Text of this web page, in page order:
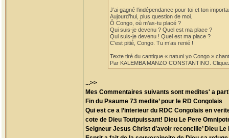
J’ai gagné l’indépendance pour toi et ton
Aujourd’hui, plus question de moi.
Ô Congo, où m’as-tu placé ?
Qui suis-je devenu ? Quel est ma place ?
Qui suis-je devenu ! Quel est ma place ?
C’est pitié, Congo. Tu m’as renié !
Texte tiré du cantique « natuni yo Congo »
Par KALEMBA MANZO CONSTANTINO.
...>>
Mes Commentaires suivants sont medites' a
Fin du Psaume 73 medite’ pour le RD Congolais
Qui est ce a l’interieur du RDC Congolais en
cote de Dieu Toutpuissant! Dieu Le Pere
Seigneur Jesus Christ d’avoir reconcilie’ Dieu